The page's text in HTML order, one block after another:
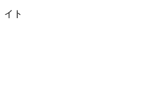
イト